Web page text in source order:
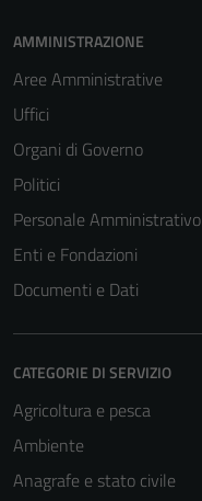
AMMINISTRAZIONE
Aree Amministrative
Uffici
Organi di Governo
Politici
Personale Amministrativo
Enti e Fondazioni
Documenti e Dati
CATEGORIE DI SERVIZIO
Agricoltura e pesca
Ambiente
Anagrafe e stato civile